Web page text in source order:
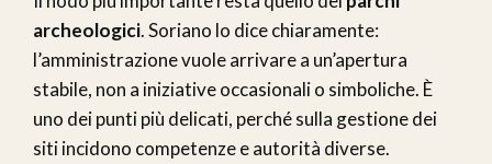
archeologici. Soriano lo dice chiaramente:
l’amministrazione vuole arrivare a un’apertura
stabile, non a iniziative occasionali o simboliche. È
uno dei punti più delicati, perché sulla gestione dei
siti incidono competenze e autorità diverse.